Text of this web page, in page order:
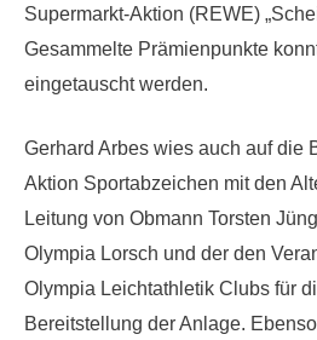
Supermarkt-Aktion (REWE)
Gesammelte Prämienpunkte
eingetauscht werden.
Gerhard Arbes wies auch auf die
Aktion Sportabzeichen mit den
Leitung von Obmann Torsten
Olympia Lorsch und der den
Olympia Leichtathletik Clubs für
Bereitstellung der Anlage.